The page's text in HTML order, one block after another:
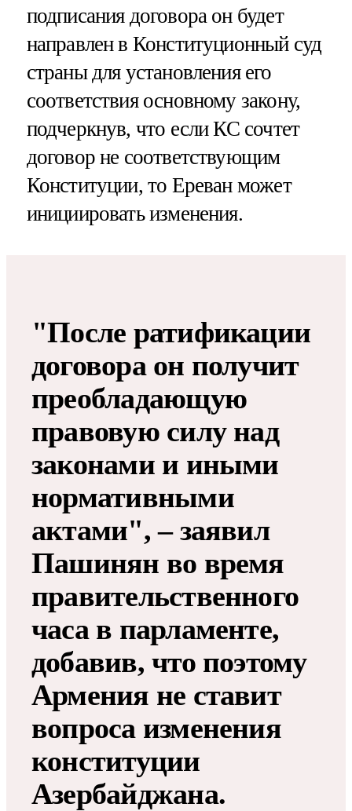
подписания договора он будет
направлен в Конституционный суд
страны для установления его
соответствия основному закону,
подчеркнув, что если КС сочтет
договор не соответствующим
Конституции, то Ереван может
инициировать изменения.
"После ратификации
договора он получит
преобладающую
правовую силу над
законами и иными
нормативными
актами", – заявил
Пашинян во время
правительственного
часа в парламенте,
добавив, что поэтому
Армения не ставит
вопроса изменения
конституции
Азербайджана.